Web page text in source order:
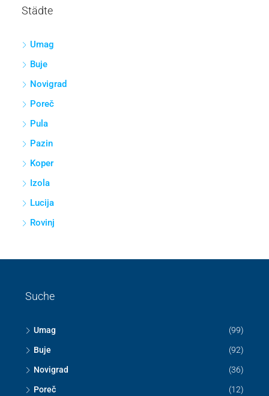
Städte
Umag
Buje
Novigrad
Poreč
Pula
Pazin
Koper
Izola
Lucija
Rovinj
Suche
Umag (99)
Buje (92)
Novigrad (36)
Poreč (12)